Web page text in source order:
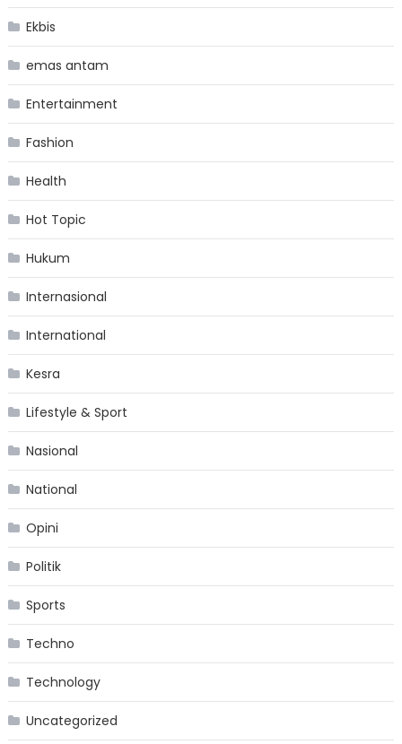
Ekbis
emas antam
Entertainment
Fashion
Health
Hot Topic
Hukum
Internasional
International
Kesra
Lifestyle & Sport
Nasional
National
Opini
Politik
Sports
Techno
Technology
Uncategorized